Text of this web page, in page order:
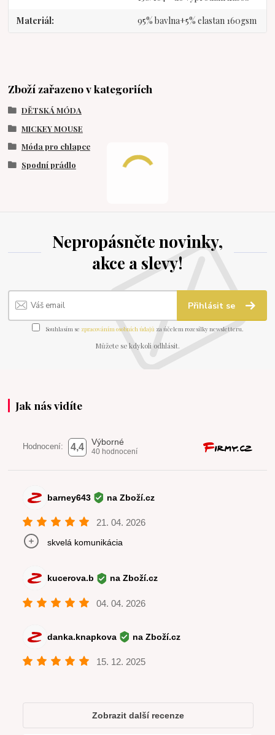
Materiál 95% bavlna+5% elastan 160gsm
Zboží zařazeno v kategoriích
DĚTSKÁ MÓDA
MICKEY MOUSE
Móda pro chlapce
Spodní prádlo
Nepropásněte novinky,
akce a slevy!
Přihlásit se
Souhlasím se zpracováním osobních údajů za účelem rozesílky newsletteru.
Můžete se kdykoli odhlásit.
Jak nás vidíte